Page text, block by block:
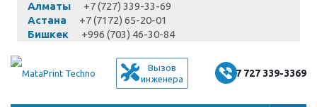
Алматы
+7 (727) 339-33-69
Астана
+7 (7172) 65-20-01
Бишкек
+996 (703) 46-30-84
Вызов
инженера
+7 727 339-3369